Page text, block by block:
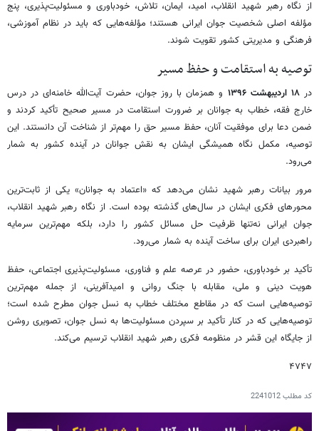
از نگاه رهبر شهید انقلاب، امید، ایمان، تلاش، خودباوری و مسئولیت‌پذیری، پنج
مؤلفه اصلی شخصیت جوان ایرانی هستند؛ مؤلفه‌هایی که باید در نظام آموزشی،
فرهنگی و مدیریتی کشور تقویت شوند.
توصیه به استقامت و حفظ مسیر
در۱۸ اردیبهشت ۱۳۹۶
و همزمان با روز جوان، حضرت آیت‌الله خامنه‌ای در درس
خارج فقه، خطاب به جوانان بر ضرورت استقامت در مسیر صحیح تأکید کردند و
ضمن دعا برای موفقیت آنان، حفظ مسیر حق را مهم‌تر از شناخت آن دانستند. این
توصیه، مکمل نگاه همیشگی ایشان به نقش جوانان در آینده کشور به شمار
می‌رود.
مرور بیانات رهبر شهید نشان می‌دهد که «اعتماد به جوانان» یکی از ثابت‌ترین
محورهای فکری ایشان در سال‌های گذشته بوده است. از نگاه رهبر شهید انقلاب،
جوان ایرانی نه‌تنها ظرفیت حل مسائل کشور را دارد، بلکه مهم‌ترین سرمایه
راهبردی ایران برای ساخت آینده به شمار می‌رود.
تأکید بر خودباوری، حضور در عرصه علم و فناوری، مسئولیت‌پذیری اجتماعی، حفظ
هویت دینی و ملی، مقابله با جنگ روانی و امیدآفرینی، از جمله مهم‌ترین
توصیه‌هایی است که در مقاطع مختلف خطاب به نسل جوان مطرح شده است؛
توصیه‌هایی که در کنار تأکید بر سپردن مسئولیت‌ها به نسل جوان، تصویری روشن
از جایگاه این قشر در منظومه فکری رهبر شهید انقلاب ترسیم می‌کند.
۴۷۴۷
کد مطلب2241012